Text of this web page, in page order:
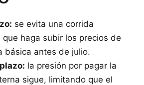
se evita una corrida
que haga subir los precios de
básica antes de julio.
la presión por pagar la
sigue, limitando que el